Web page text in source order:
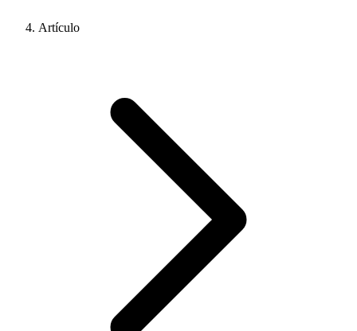
Artículo